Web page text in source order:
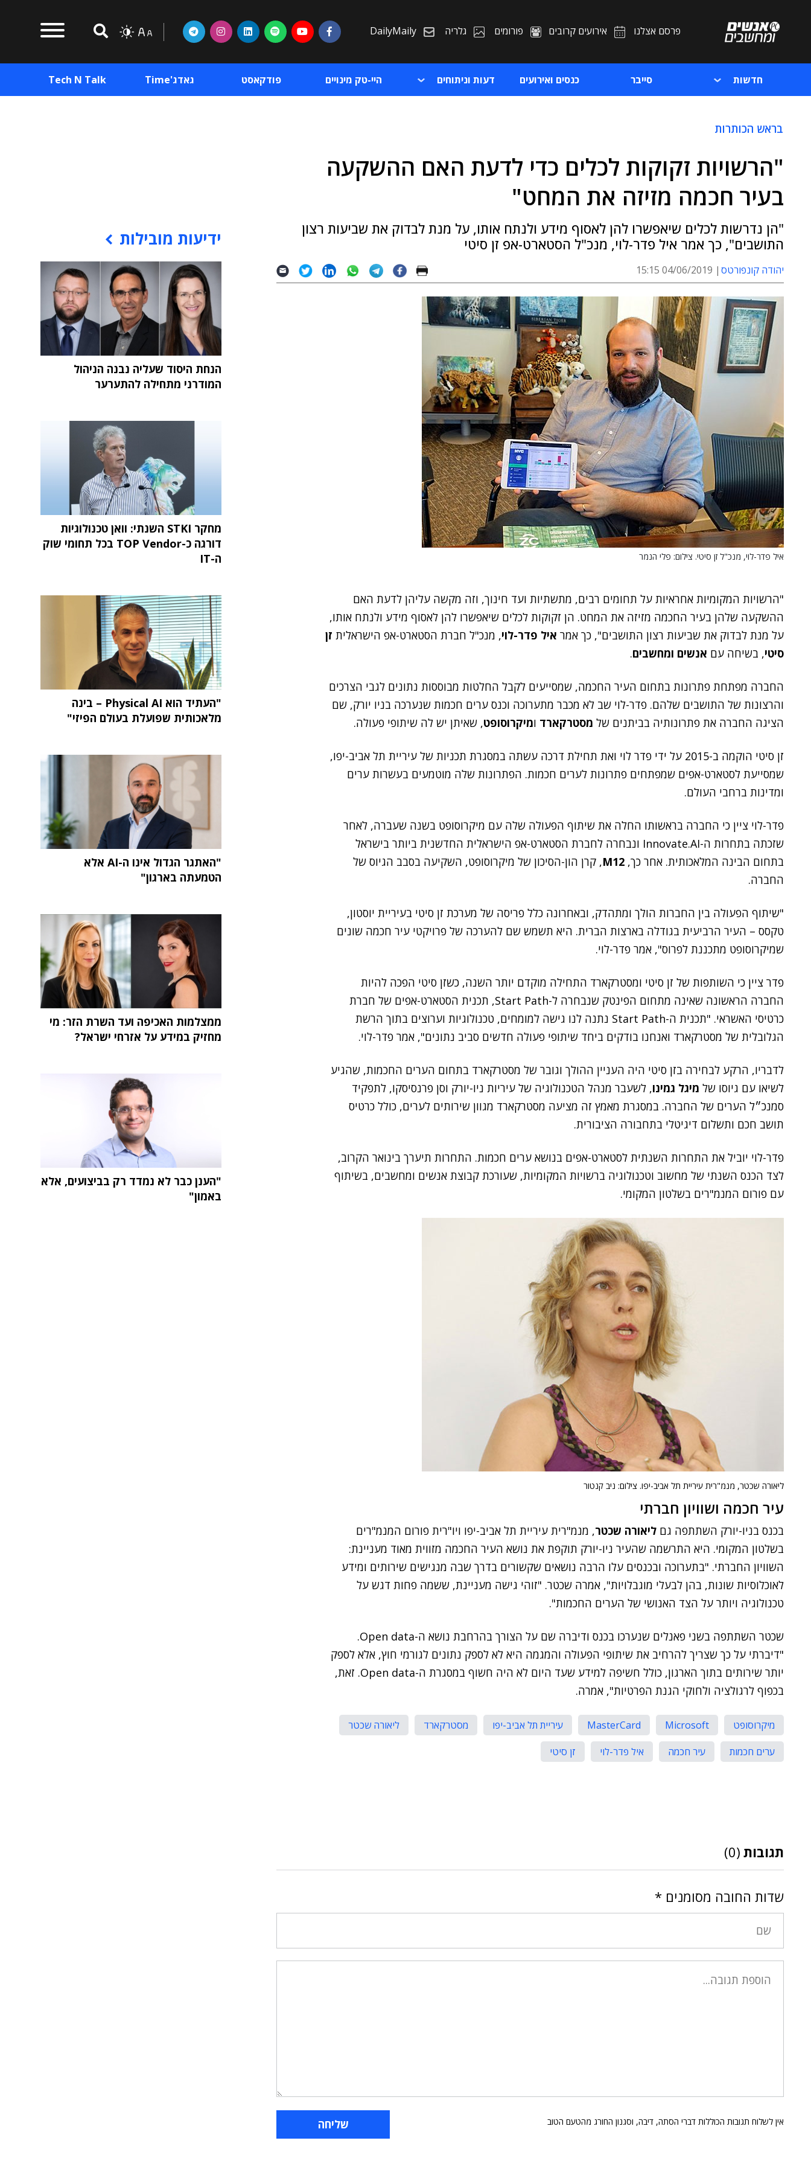
פרסם אצלנו אירועים קרובים פורומים גלריה DailyMaily
חדשות סייבר כנסים ואירועים דעות וניתוחים היי-טק מינויים פודקאסט גאדג'Time Tech N Talk
בראש הכותרות
"הרשויות זקוקות לכלים כדי לדעת האם ההשקעה
בעיר חכמה מזיזה את המחט"
"הן נדרשות לכלים שיאפשרו להן לאסוף מידע ולנתח אותו, על מנת לבדוק את שביעות רצון
התושבים", כך אמר איל פדר-לוי, מנכ"ל הסטארט-אפ זן סיטי
יהודה קונפורטס 04/06/2019 15:15
איל פדר-לוי, מנכ"ל זן סיטי. צילום: פלי הנמר
"הרשויות המקומיות אחראיות על תחומים רבים, מתשתיות ועד חינוך, וזה מקשה עליהן לדעת האם
ההשקעה שלהן בעיר החכמה מזיזה את המחט. הן זקוקות לכלים שיאפשרו להן לאסוף מידע ולנתח אותו,
על מנת לבדוק את שביעות רצון התושבים", כך אמר איל פדר-לוי, מנכ"ל חברת הסטארט-אפ הישראלית זן
סיטי, בשיחה עם אנשים ומחשבים.
החברה מפתחת פתרונות בתחום העיר החכמה, שמסייעים לקבל החלטות מבוססות נתונים לגבי הצרכים
והרצונות של התושבים שלהם. פדר-לוי שב לא מכבר מתערוכה וכנס ערים חכמות שנערכה בניו יורק, שם
הציגה החברה את פתרונותיה בביתנים של מסטרקארד ומיקרוסופט, שאיתן יש לה שיתופי פעולה.
זן סיטי הוקמה ב-2015 על ידי פדר לוי ואת תחילת דרכה עשתה במסגרת תכניות של עיריית תל אביב-יפו,
שמסייעת לסטארט-אפים שמפתחים פתרונות לערים חכמות. הפתרונות שלה מוטמעים בעשרות ערים
ומדינות ברחבי העולם.
פדר-לוי ציין כי החברה בראשותו החלה את שיתוף הפעולה שלה עם מיקרוסופט בשנה שעברה, לאחר
שזכתה בתחרות ה-Innovate.AI ונבחרה לחברת הסטארט-אפ הישראלית החדשנית ביותר בישראל
בתחום הבינה המלאכותית. אחר כך, M12, קרן הון-הסיכון של מיקרוסופט, השקיעה בסבב הגיוס של
החברה.
"שיתוף הפעולה בין החברות הולך ומתהדק, ובאחרונה כלל פריסה של מערכת זן סיטי בעיריית יוסטון,
טקסס – העיר הרביעית בגודלה בארצות הברית. היא תשמש שם להערכה של פרויקטי עיר חכמה שונים
שמיקרוסופט מתכננת לפרוס", אמר פדר-לוי.
פדר ציין כי השותפות של זן סיטי ומסטרקארד התחילה מוקדם יותר השנה, כשזן סיטי הפכה להיות
החברה הראשונה שאינה מתחום הפינטק שנבחרה ל-Start Path, תכנית הסטארט-אפים של חברת
כרטיסי האשראי. "תכנית ה-Start Path נתנה לנו גישה למומחים, טכנולוגיות וערוצים בתוך הרשת
הגלובלית של מסטרקארד ואנחנו בודקים ביחד שיתופי פעולה חדשים סביב נתונים", אמר פדר-לוי.
לדבריו, הרקע לבחירה בזן סיטי היה העניין ההולך וגובר של מסטרקארד בתחום הערים החכמות, שהגיע
לשיאו עם גיוסו של מיגל גמינו, לשעבר מנהל הטכנולוגיה של עיריות ניו-יורק וסן פרנסיסקו, לתפקיד
סמנכ״ל הערים של החברה. במסגרת מאמץ זה מציעה מסטרקארד מגוון שירותים לערים, כולל כרטיס
תושב חכם ותשלום דיגיטלי בתחבורה הציבורית.
פדר-לוי יוביל את התחרות השנתית לסטארט-אפים בנושא ערים חכמות. התחרות תיערך בינואר הקרוב,
לצד הכנס השנתי של מחשוב וטכנולוגיה ברשויות המקומיות, שעורכת קבוצת אנשים ומחשבים, בשיתוף
עם פורום המנמ"רים בשלטון המקומי.
ליאורה שכטר, מנמ"רית עיריית תל אביב-יפו. צילום: ניב קנטור
עיר חכמה ושוויון חברתי
בכנס בניו-יורק השתתפה גם ליאורה שכטר, מנמ"רית עיריית תל אביב-יפו ויו"רית פורום המנמ"רים
בשלטון המקומי. היא התרשמה שהעיר ניו-יורק תוקפת את נושא העיר החכמה מזווית מאוד מעניינת:
השוויון החברתי. "בתערוכה ובכנסים עלו הרבה נושאים שקשורים בדרך שבה מנגישים שירותים ומידע
לאוכלוסיות שונות, בהן לבעלי מוגבלויות", אמרה שכטר. "זוהי גישה מעניינת, ששמה פחות דגש על
טכנולוגיה ויותר על הצד האנושי של הערים החכמות".
שכטר השתתפה בשני פאנלים שנערכו בכנס ודיברה שם על הצורך בהרחבת נושא ה-Open data.
"דיברתי על כך שצריך להרחיב את שיתופי הפעולה והמגמה היא לא לספק נתונים לגורמי חוץ, אלא לספק
יותר שירותים בתוך הארגון, כולל חשיפה למידע שעד היום לא היה חשוף במסגרת ה-Open data. זאת,
בכפוף לרגולציה ולחוקי הגנת הפרטיות", אמרה.
מיקרוסופט Microsoft
MasterCard עיריית תל אביב-יפו מסטרקארד
ליאורה שכטר
ערים חכמות
עיר חכמה איל פדר-לוי זן סיטי
תגובות (0)
שדות החובה מסומנים *
אין לשלוח תגובות הכוללות דברי הסתה, דיבה, וסגנון החורג מהטעם הטוב
ידיעות מובילות
הנחת היסוד שעליה נבנה הניהול
המודרני מתחילה להתערער
מחקר STKI השנתי: וואן טכנולוגיות
דורגה כ-TOP Vendor בכל תחומי שוק
ה-IT
"העתיד הוא Physical AI – בינה
מלאכותית שפועלת בעולם הפיזי"
"האתגר הגדול אינו ה-AI אלא
הטמעתה בארגון"
ממצלמות האכיפה ועד השרת הזר: מי
מחזיק במידע על אזרחי ישראל?
"הענן כבר לא נמדד רק בביצועים, אלא
באמון"